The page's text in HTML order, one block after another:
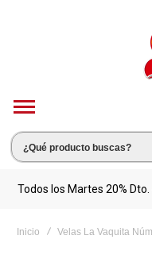
Todos los Martes 20%
Inicio Velas La Vaquita